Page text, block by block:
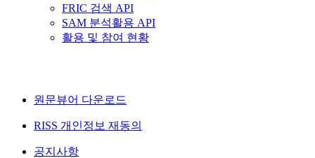
FRIC 검색 API
SAM 분석활용 API
활용 및 참여 현황
원문뷰어 다운로드
RISS 개인정보 재동의
공지사항